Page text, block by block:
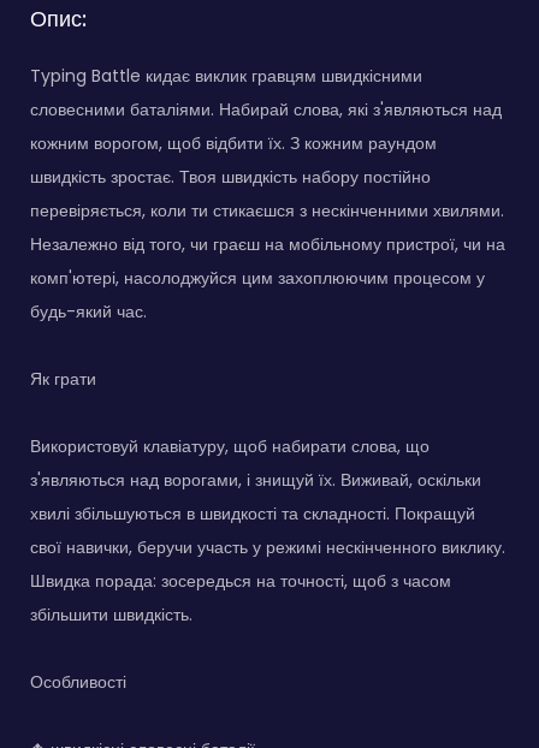
Опис:
Typing Battle кидає виклик гравцям швидкісними
словесними баталіями. Набирай слова, які з'являються над
кожним ворогом, щоб відбити їх. З кожним раундом
швидкість зростає. Твоя швидкість набору постійно
перевіряється, коли ти стикаєшся з нескінченними хвилями.
Незалежно від того, чи граєш на мобільному пристрої, чи на
комп'ютері, насолоджуйся цим захоплюючим процесом у
будь-який час.
Як грати
Використовуй клавіатуру, щоб набирати слова, що
з'являються над ворогами, і знищуй їх. Виживай, оскільки
хвилі збільшуються в швидкості та складності. Покращуй
свої навички, беручи участь у режимі нескінченного виклику.
Швидка порада: зосередься на точності, щоб з часом
збільшити швидкість.
Особливості